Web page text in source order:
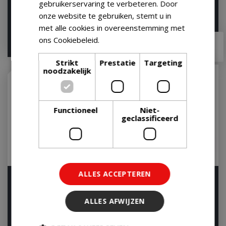
00
Weber Gasbusje 445
gram Butaan Propaan
Weber Reinigingsset
Houtskool BBQ Reiniging
Set Houtskoolba…
Op voorraad
gebruikerservaring te verbeteren. Door
onze website te gebruiken, stemt u in
met alle cookies in overeenstemming met
ons Cookiebeleid.
Strikt
noodzakelijk
Prestatie Targeting
Functioneel
Niet-
geclassificeerd
ALLES ACCEPTEREN
ALLES AFWIJZEN